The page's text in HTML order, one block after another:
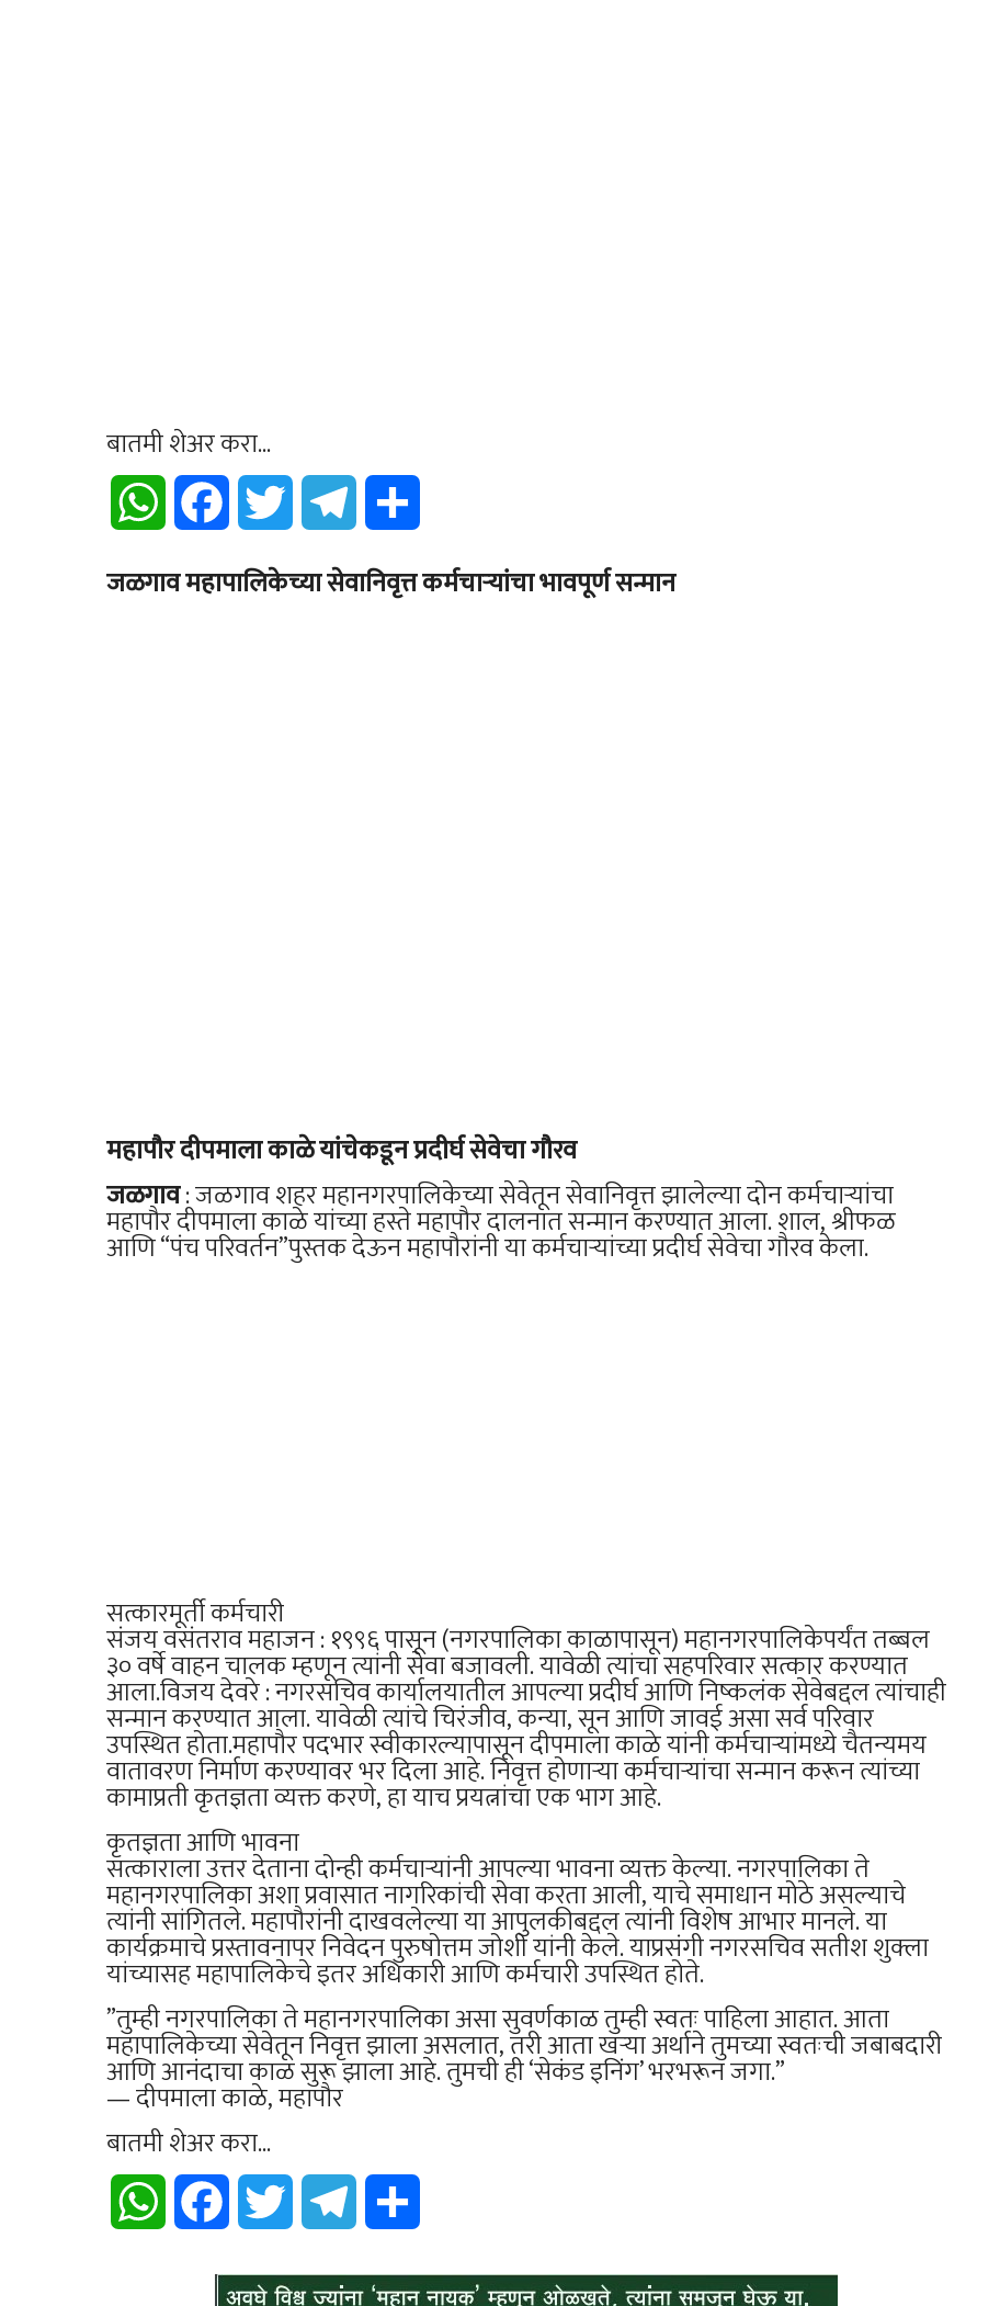
बातमी शेअर करा...
WhatsApp Facebook Twitter Telegram
जळगाव महापालिकेच्या सेवानिवृत्त कर्मचाऱ्यांचा भावपूर्ण सन्मान
महापौर दीपमाला काळे यांचेकडून प्रदीर्घ सेवेचा गौरव
​जळगाव: जळगाव शहर महानगरपालिकेच्या सेवेतून सेवानिवृत्त झालेल्या दोन कर्मचाऱ्यांचा
महापौर दीपमाला काळे यांच्या हस्ते महापौर दालनात सन्मान करण्यात आला. शाल, श्रीफळ
आणि “पंच परिवर्तन”पुस्तक देऊन महापौरांनी या कर्मचाऱ्यांच्या प्रदीर्घ सेवेचा गौरव केला.
​सत्कारमूर्ती कर्मचारी
​संजय वसंतराव महाजन : १९९६ पासून (नगरपालिका काळापासून) महानगरपालिकेपर्यंत तब्बल
३० वर्षे वाहन चालक म्हणून त्यांनी सेवा बजावली. यावेळी त्यांचा सहपरिवार सत्कार करण्यात
आला.​विजय देवरे : नगरसचिव कार्यालयातील आपल्या प्रदीर्घ आणि निष्कलंक सेवेबद्दल त्यांचाही
सन्मान करण्यात आला. यावेळी त्यांचे चिरंजीव, कन्या, सून आणि जावई असा सर्व परिवार
उपस्थित होता.​महापौर पदभार स्वीकारल्यापासून दीपमाला काळे यांनी कर्मचाऱ्यांमध्ये चैतन्यमय
वातावरण निर्माण करण्यावर भर दिला आहे. निवृत्त होणाऱ्या कर्मचाऱ्यांचा सन्मान करून त्यांच्या
कामाप्रती कृतज्ञता व्यक्त करणे, हा याच प्रयत्नांचा एक भाग आहे.
​कृतज्ञता आणि भावना
​सत्काराला उत्तर देताना दोन्ही कर्मचाऱ्यांनी आपल्या भावना व्यक्त केल्या. नगरपालिका ते
महानगरपालिका अशा प्रवासात नागरिकांची सेवा करता आली, याचे समाधान मोठे असल्याचे
त्यांनी सांगितले. महापौरांनी दाखवलेल्या या आपुलकीबद्दल त्यांनी विशेष आभार मानले. या
कार्यक्रमाचे प्रस्तावनापर निवेदन पुरुषोत्तम जोशी यांनी केले. याप्रसंगी नगरसचिव सतीश शुक्ला
यांच्यासह महापालिकेचे इतर अधिकारी आणि कर्मचारी उपस्थित होते.
​”तुम्ही नगरपालिका ते महानगरपालिका असा सुवर्णकाळ तुम्ही स्वतः पाहिला आहात. आता
महापालिकेच्या सेवेतून निवृत्त झाला असलात, तरी आता खऱ्या अर्थाने तुमच्या स्वतःची जबाबदारी
आणि आनंदाचा काळ सुरू झाला आहे. तुमची ही ‘सेकंड इनिंग’ भरभरून जगा.”
— दीपमाला काळे, महापौर
बातमी शेअर करा...
WhatsApp Facebook Twitter Telegram